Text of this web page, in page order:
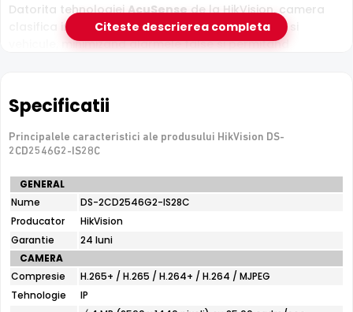
Datorita tehnologieiAcuSensede la HikVision, camera
clasifica inteligent tintele detectate in persoane si
vehicule, minimizand alarmele false si permitand
Infrarosu 30m
HikVision DS-2CD2546G2-IS28C dispune de iluminare
infrarosu cu raza de actiune de pana la
vizibilitate clara pe intuneric total. LED-urile IR sunt
invizibile ochiului uman si nu deranjeaza.
Citeste descrierea completa
Specificatii
Principalele caracteristici ale produsului HikVision DS-
2CD2546G2-IS28C
Specificatii
tehnice
HikVision
DS-
2CD2546G2-
IS28C
GENERAL
Nume
DS-2CD2546G2-IS28C
Producator
HikVision
Garantie
24 luni
CAMERA
Compresie
H.265+ / H.265 / H.264+ / H.264 / MJPEG
Tehnologie
IP